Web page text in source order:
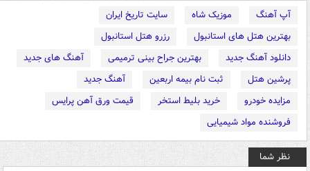
آپ آهنگ موزیک شاه
سایت تاریخ ایران
بهترین هتل های استانبول
رزرو هتل استانبول
دانلود آهنگ جدید
بهترین جراح بینی ترمیمی
آهنگ های جدید
پرشین هتل
ثبت نام بیمه اربعین
آهنگ جدید
مزایده خودرو
خرید بلیط استخر
قیمت ورق آهن پرایس
فروشنده مواد شیمیایی
نظر شما